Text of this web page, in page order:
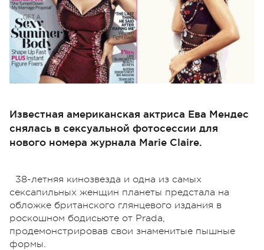
Известная американская актриса Ева Мендес
снялась в сексуальной фотосессии для
нового номера журнала Marie Claire.
38-летняя кинозвезда и одна из самых
сексапильных женщин планеты предстала на
обложке британского глянцевого издания в
роскошном бодисьюте от Prada,
продемонстрировав свои знаменитые пышные
формы.